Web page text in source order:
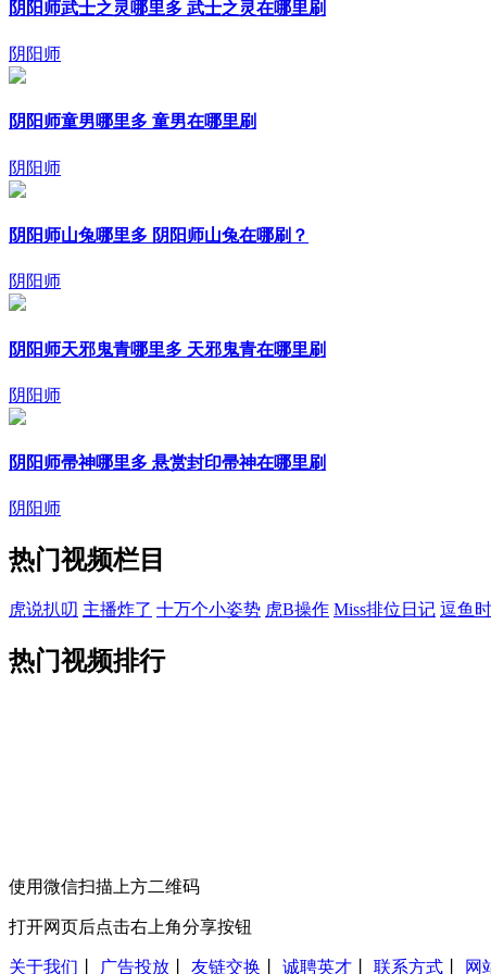
阴阳师武士之灵哪里多 武士之灵在哪里刷
阴阳师
阴阳师童男哪里多 童男在哪里刷
阴阳师
阴阳师山兔哪里多 阴阳师山兔在哪刷？
阴阳师
阴阳师天邪鬼青哪里多 天邪鬼青在哪里刷
阴阳师
阴阳师帚神哪里多 悬赏封印帚神在哪里刷
阴阳师
热门视频栏目
虎说扒叨 主播炸了 十万个小姿势 虎B操作 Miss排位日记 逗鱼
热门视频排行
使用微信扫描上方二维码
打开网页后点击右上角分享按钮
关于我们 广告投放 友链交换 诚聘英才 联系方式 网